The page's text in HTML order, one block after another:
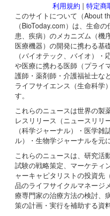
利用規約 | 特定商
このサイトについて（About
（BioToday.com）は、生命
患、疾病）のメカニズム（機
医療機器）の開発に携わる基
（バイオテック、バイオ）
や医療に携わる医師（プライ
護師・薬剤師・介護福祉士な
ライフサイエンス（生命科学
す。
これらのニュースは世界の製
レスリリース（ニュースリリ
（科学ジャーナル）・医学
ル）・生物学ジャーナルを元
これらのニュースは、研究活
試験の戦略策定、マーケティ
ャーキャピタリストの投資先
品のライフサイクルマネージ
療専門家の治療方法の検討、
策の計画・実行を補助する資